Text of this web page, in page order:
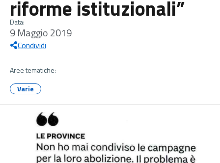
riforme istituzionali”
Data:
9 Maggio 2019
Condividi
Aree tematiche:
Varie